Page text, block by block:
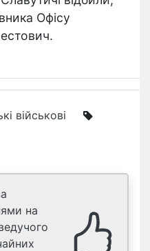
Офісу
військові
на